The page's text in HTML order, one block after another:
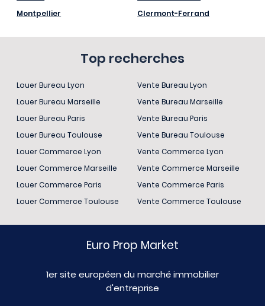
Montpellier
Clermont-Ferrand
Top recherches
Louer Bureau Lyon
Louer Bureau Marseille
Louer Bureau Paris
Louer Bureau Toulouse
Louer Commerce Lyon
Louer Commerce Marseille
Louer Commerce Paris
Louer Commerce Toulouse
Vente Bureau Lyon
Vente Bureau Marseille
Vente Bureau Paris
Vente Bureau Toulouse
Vente Commerce Lyon
Vente Commerce Marseille
Vente Commerce Paris
Vente Commerce Toulouse
Euro Prop Market
1er site européen du marché immobilier
d'entreprise